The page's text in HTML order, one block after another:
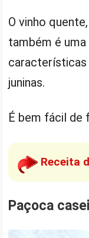
O vinho
também é
juninas.
É bem fácil de
Receita
Paçoca